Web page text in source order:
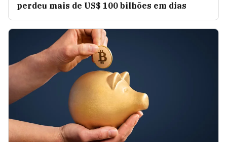
perdeu mais de US$ 100 bilhões em dias